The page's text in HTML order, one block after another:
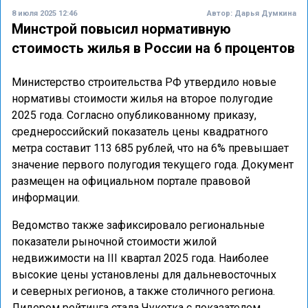
8 июля 2025 12:46 Автор: Дарья Думкина
Минстрой повысил нормативную
стоимость жилья в России на 6 процентов
Министерство строительства РФ утвердило новые
нормативы стоимости жилья на второе полугодие
2025 года. Согласно опубликованному приказу,
среднероссийский показатель цены квадратного
метра составит 113 685 рублей, что на 6% превышает
значение первого полугодия текущего года. Документ
размещен на официальном портале правовой
информации.
Ведомство также зафиксировало региональные
показатели рыночной стоимости жилой
недвижимости на III квартал 2025 года. Наиболее
высокие цены установлены для дальневосточных
и северных регионов, а также столичного региона.